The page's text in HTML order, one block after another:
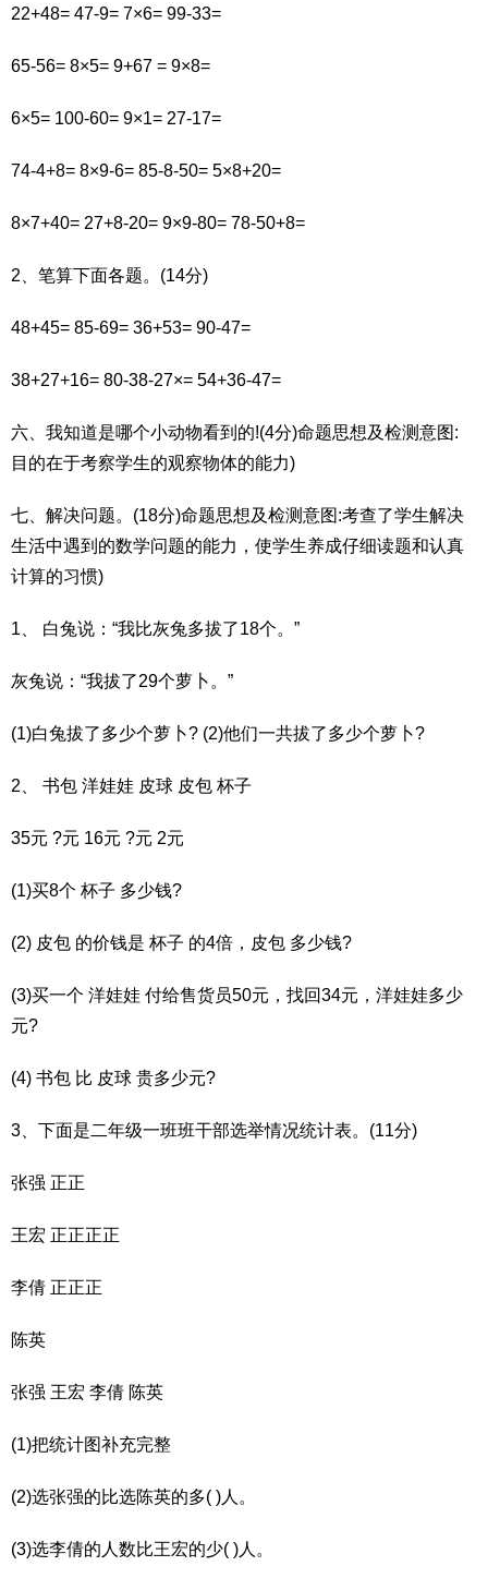
22+48= 47-9= 7×6= 99-33=
65-56= 8×5= 9+67 = 9×8=
6×5= 100-60= 9×1= 27-17=
74-4+8= 8×9-6= 85-8-50= 5×8+20=
8×7+40= 27+8-20= 9×9-80= 78-50+8=
2、笔算下面各题。(14分)
48+45= 85-69= 36+53= 90-47=
38+27+16= 80-38-27×= 54+36-47=
六、我知道是哪个小动物看到的!(4分)命题思想及检测意图:
目的在于考察学生的观察物体的能力)
七、解决问题。(18分)命题思想及检测意图:考查了学生解决
生活中遇到的数学问题的能力，使学生养成仔细读题和认真
计算的习惯)
1、 白兔说：“我比灰兔多拔了18个。”
灰兔说：“我拔了29个萝卜。”
(1)白兔拔了多少个萝卜? (2)他们一共拔了多少个萝卜?
2、 书包 洋娃娃 皮球 皮包 杯子
35元 ?元 16元 ?元 2元
(1)买8个 杯子 多少钱?
(2) 皮包 的价钱是 杯子 的4倍，皮包 多少钱?
(3)买一个 洋娃娃 付给售货员50元，找回34元，洋娃娃多少
元?
(4) 书包 比 皮球 贵多少元?
3、下面是二年级一班班干部选举情况统计表。(11分)
张强 正正
王宏 正正正正
李倩 正正正
陈英
张强 王宏 李倩 陈英
(1)把统计图补充完整
(2)选张强的比选陈英的多( )人。
(3)选李倩的人数比王宏的少( )人。